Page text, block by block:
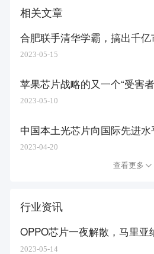
相关文章
合肥联手清华学霸，搞出千
2023-05-15
苹果芯片战略的又一个“受害
2023-05-10
中国本土光芯片向国际先进
2023-04-20
查看更多
行业资讯
OPPO芯片一夜解散，马里
2023-05-14